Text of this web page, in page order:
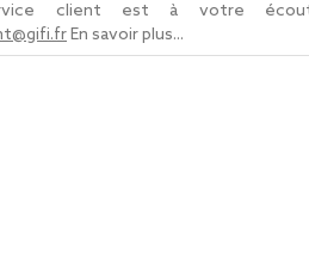
client est à votre
En savoir plus...